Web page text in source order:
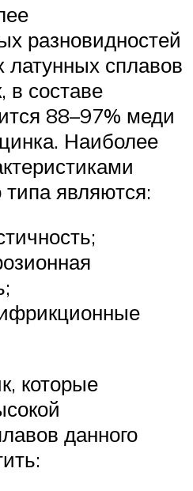
разновидностей
сплавов
в составе
88–97% меди
Наиболее
типа являются:
которые
данного